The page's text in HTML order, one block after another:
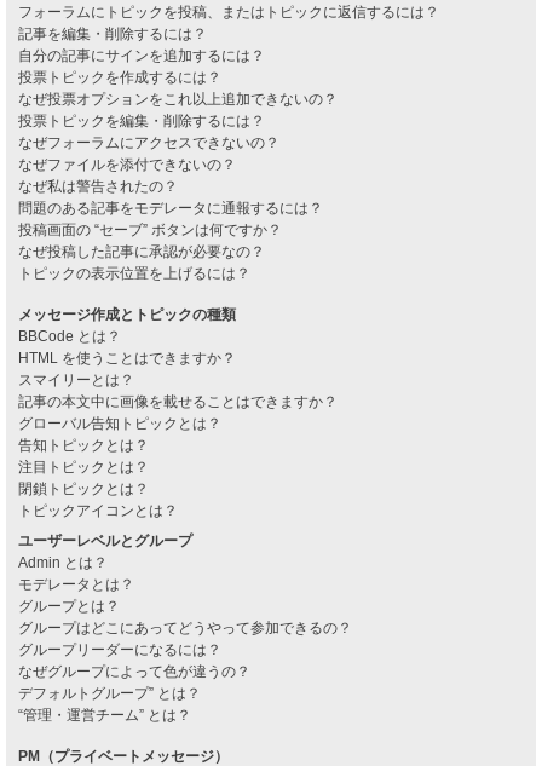
フォーラムにトピックを投稿、またはトピックに返信するには？
記事を編集・削除するには？
自分の記事にサインを追加するには？
投票トピックを作成するには？
なぜ投票オプションをこれ以上追加できないの？
投票トピックを編集・削除するには？
なぜフォーラムにアクセスできないの？
なぜファイルを添付できないの？
なぜ私は警告されたの？
問題のある記事をモデレータに通報するには？
投稿画面の “セーブ” ボタンは何ですか？
なぜ投稿した記事に承認が必要なの？
トピックの表示位置を上げるには？
メッセージ作成とトピックの種類
BBCode とは？
HTML を使うことはできますか？
スマイリーとは？
記事の本文中に画像を載せることはできますか？
グローバル告知トピックとは？
告知トピックとは？
注目トピックとは？
閉鎖トピックとは？
トピックアイコンとは？
ユーザーレベルとグループ
Admin とは？
モデレータとは？
グループとは？
グループはどこにあってどうやって参加できるの？
グループリーダーになるには？
なぜグループによって色が違うの？
デフォルトグループ” とは？
“管理・運営チーム” とは？
PM（プライベートメッセージ）